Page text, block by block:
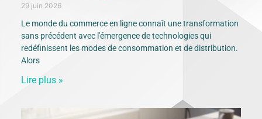
29 juin 2026
Le monde du commerce en ligne connaît une transformation
sans précédent avec l'émergence de technologies qui
redéfinissent les modes de consommation et de distribution.
Alors
Lire plus »